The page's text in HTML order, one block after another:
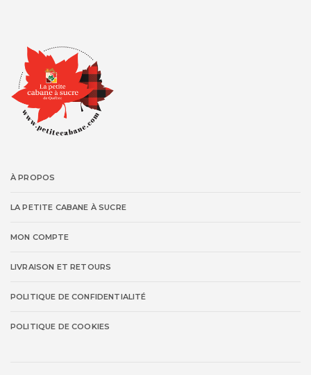
À PROPOS
LA PETITE CABANE À SUCRE
MON COMPTE
LIVRAISON ET RETOURS
POLITIQUE DE CONFIDENTIALITÉ
POLITIQUE DE COOKIES